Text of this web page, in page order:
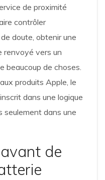
de proximité
contrôler
doute, obtenir une
renvoyé vers un
beaucoup de choses.
produits Apple, le
dans une logique
seulement dans une
de